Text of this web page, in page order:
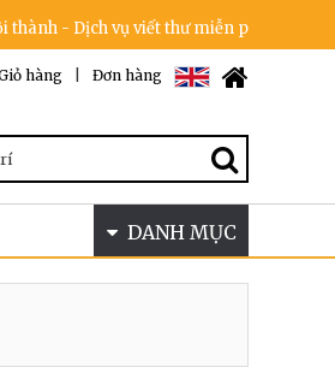
- Dịch vụ viết thư miễn phí - Cam kết
Đơn hàng
hàng
DANH MỤC